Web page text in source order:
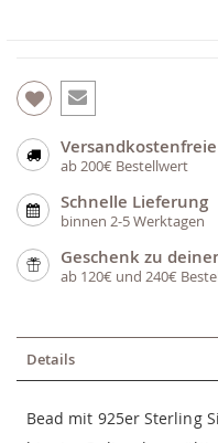
ab 200€ Bestellwert
Schnelle Lieferung
binnen 2-5 Werktagen
Geschenk zu
ab 120€ und 240€
Details
Bead mit 925er Sterling